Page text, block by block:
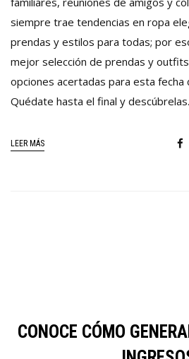
siempre trae tendencias en ropa
prendas y estilos para todas; por
mejor selección de prendas y
opciones acertadas para esta fecha
Quédate hasta el final y descúbrelas.
LEER MÁS
CONOCE CÓMO